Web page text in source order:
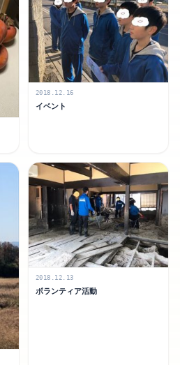
2018.12.16
イベント
2018.12.13
ボランティア活動